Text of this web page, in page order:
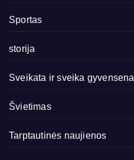
Sportas
storija
Sveikata ir sveika gyvensena
Švietimas
Tarptautinės naujienos